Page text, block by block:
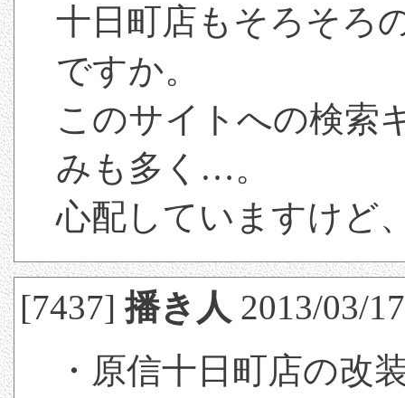
十日町店もそろそろ
ですか。
このサイトへの検索
みも多く…。
心配していますけど
[7437]播き人 2013/03/
・原信十日町店の改